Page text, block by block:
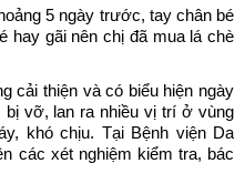
5 ngày trước, tay chân bé
hay gãi nên chị đã mua lá chè
cải thiện và có biểu hiện ngày
vỡ, lan ra nhiều vị trí ở vùng
khó chịu. Tại Bệnh viện Da
các xét nghiệm kiểm tra, bác